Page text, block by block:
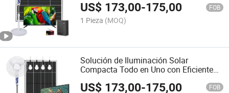
US$ 173,00-175,00 FOB
1 Pieza (MOQ)
Solución de Iluminación Solar
Compacta Todo en Uno con Eficiente
US$ 173,00-175,00 FOB